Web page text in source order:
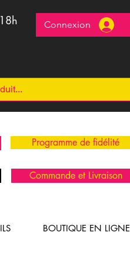
Connexion
Programme de fidélité
Commande et Livraison
BOUTIQUE EN LIGNE